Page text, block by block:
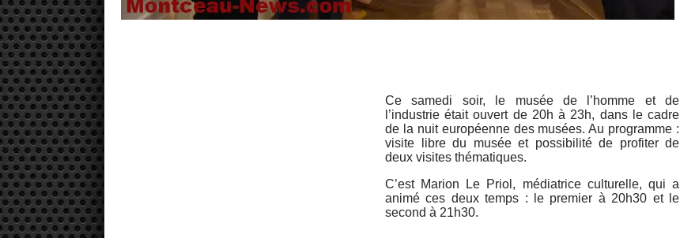
Ce samedi soir, le musée de l’homme et de
l’industrie était ouvert de 20h à 23h, dans le cadre
de la nuit européenne des musées. Au programme :
visite libre du musée et possibilité de profiter de
deux visites thématiques.
C’est Marion Le Priol, médiatrice culturelle, qui a
animé ces deux temps : le premier à 20h30 et le
second à 21h30.